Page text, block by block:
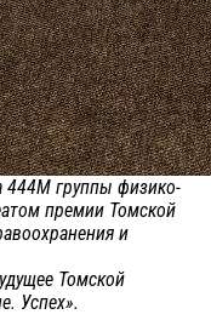
444М группы физико-
премии Томской
и
Томской
Успех».